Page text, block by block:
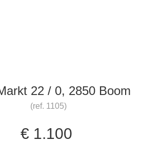
22 / 0, 2850 Boom
(ref. 1105)
€ 1.100